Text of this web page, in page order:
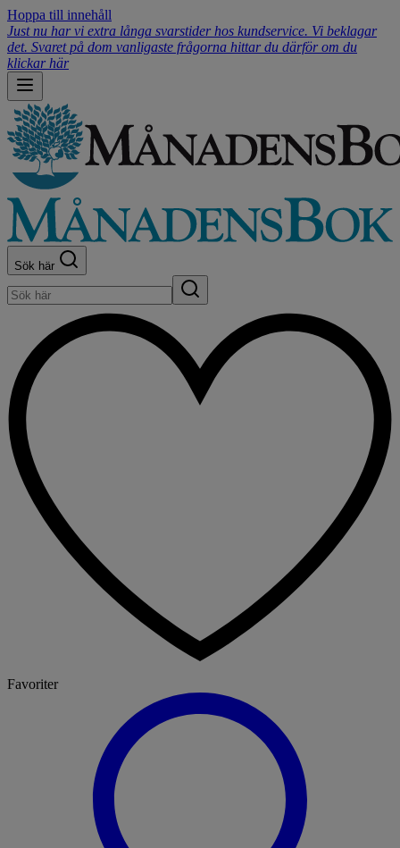
Hoppa till innehåll
Just nu har vi extra långa svarstider hos kundservice. Vi beklagar
det. Svaret på dom vanligaste frågorna hittar du därför om du
klickar här
Sök här
Favoriter